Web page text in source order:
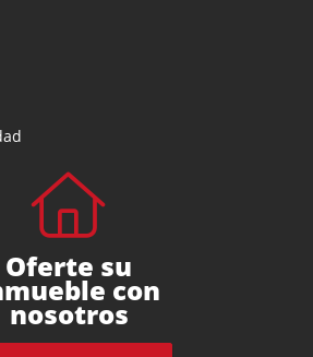
Oferte su
con
nosotros